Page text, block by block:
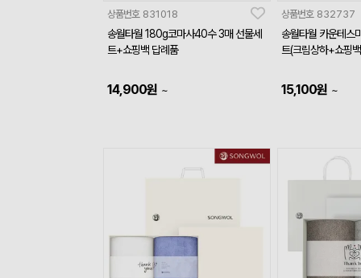
상품번호 831018
송월타월 180g코마사40수 3매 선물세
트+쇼핑백 답례품
14,900원 ~
상품번호 832737
송월타월 카운테스
트(크림상하+쇼핑
15,100원 ~